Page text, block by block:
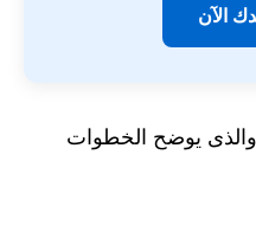
الآن
والذى يوضح الخطوات